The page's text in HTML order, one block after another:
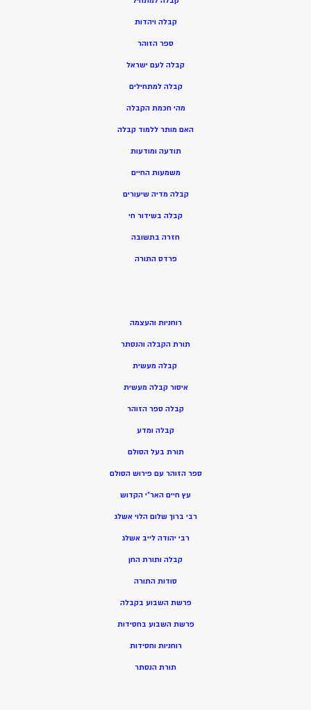
קבלה ויהדות
ספר הזוהר
קבלה לעם ישראל
קבלה למתחילים
מהי חכמת הקבלה
האם מותר ללמוד קבלה
תודעה ומודעות
משמעות החיים
קבלה מדיה שיעורים
קבלה בשידור חי
חזרה בתשובה
פרדס התורה
רוחניות והעצמה
תורת הקבלה והנסתר
קבלה מעשית
איסור קבלה מעשית
קבלה ספר הזוהר
קבלה ומדע
תורת בעל הסולם
ספר הזוהר עם פירוש הסולם
עץ חיים האר”י הקדוש
רבי ברוך שלום הלוי אשלג
רבי יהודה לייב אשלג
קבלה ותורת החן
סודות התורה
פרשת השבוע בקבלה
פרשת השבוע בחסידות
רוחניות וחסידות
תורת הנסתר